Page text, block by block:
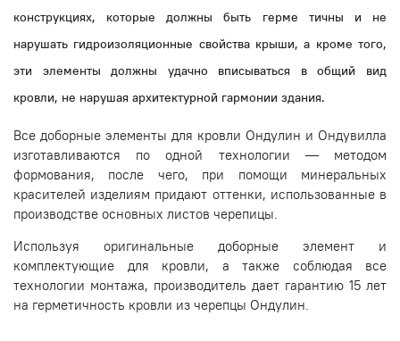
конструкциях, которые должны быть герме тичны и не
нарушать гидроизоляционные свойства крыши, а кроме того,
эти элементы должны удачно вписываться в общий вид
кровли, не нарушая архитектурной гармонии здания.
Все доборные элементы для кровли Ондулин и Ондувилла
изготавливаются по одной технологии — методом
формования, после чего, при помощи минеральных
красителей изделиям придают оттенки, использованные в
производстве основных листов черепицы.
Используя оригинальные доборные элемент и
комплектующие для кровли, а также соблюдая все
технологии монтажа, производитель дает гарантию 15 лет
на герметичность кровли из черепцы Ондулин.